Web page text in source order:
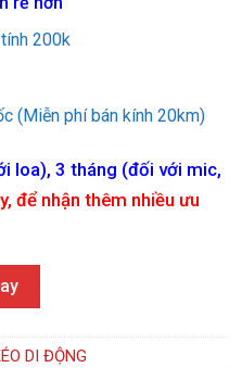
200k
(Miễn phí bán kính 20km)
loa), 3 tháng (đối với mic,
để nhận thêm nhiều ưu
ĐÔI DRAGON DK-55SPS số
DI ĐỘNG